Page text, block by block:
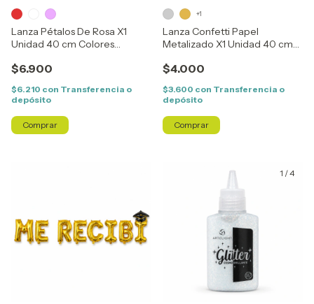
Lanza Pétalos De Rosa X1
Unidad 40 cm Colores
$6.900
$6.210 con Transferencia o
depósito
Comprar
Lanza Confetti Papel
Metalizado X1 Unidad 40 cm
$4.000
$3.600 con Transferencia o
depósito
+1
Comprar
1 /4